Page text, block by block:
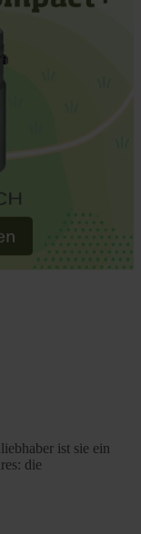
ist sie ein
die